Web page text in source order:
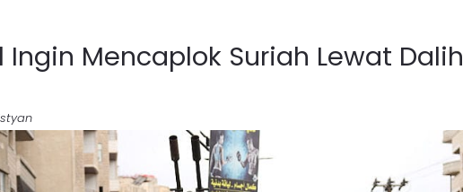
Ingin Mencaplok Suriah Lewat Dalih